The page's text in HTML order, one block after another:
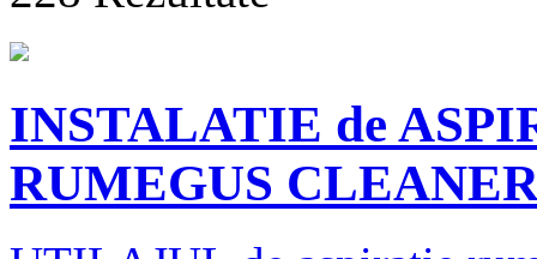
INSTALATIE de
RUMEGUS